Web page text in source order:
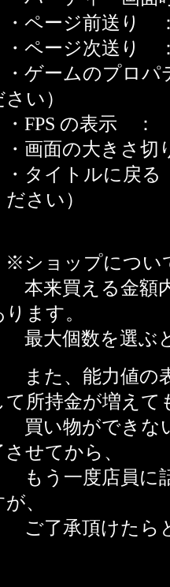
ページ前送り
ページ次送り
ゲームのプロパ
さい）
FPS の表示 ：
画面の大きさ
タイトルに戻る
ださい）
ショップについ
来買える金額内
ります。
大個数を選ぶ
た、能力値の表
て所持金が増えて
い物ができない
させてから、
う一度店員に話
、
了承頂けたら